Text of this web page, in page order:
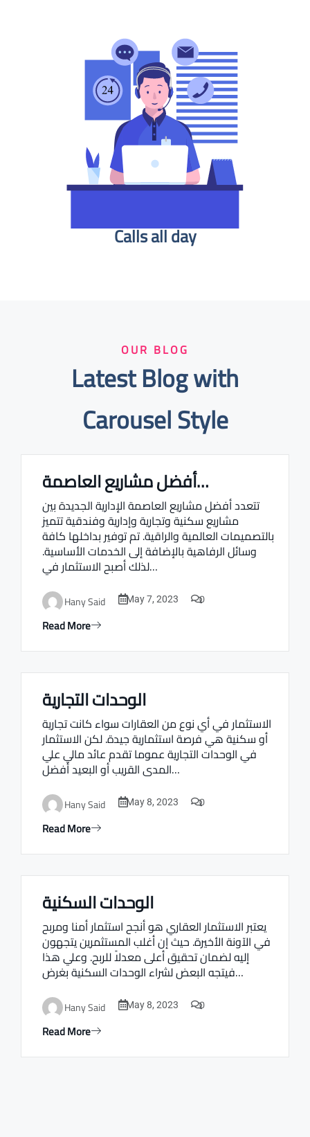
Calls all day
OUR BLOG
Latest Blog with
Carousel Style
Real estate Estate ville أفضل مشاريع العاصمة…
تتعدد أفضل مشاريع العاصمة الإدارية الجديدة بين
مشاريع سكنية وتجارية وإدارية وفندقية تتميز
بالتصميمات العالمية والراقية. تم توفير بداخلها كافة
وسائل الرفاهية بالإضافة إلى الخدمات الأساسية.
لذلك أصبح الاستثمار في…
Hany Said May 7, 2023 0
Read More
Real estate Estate ville
الوحدات التجارية
الاستثمار في أي نوع من العقارات سواء كانت تجارية
أو سكنية هي فرصة استثمارية جيدة. لكن الاستثمار
في الوحدات التجارية عموما تقدم عائد مالي علي
المدى القريب أو البعيد أفضل…
Hany Said May 8, 2023 0
Read More
Real estate Estate ville
الوحدات السكنية
يعتبر الاستثمار العقاري هو أنجح استثمار أمنا ومربح
في الآونة الأخيرة. حيث إن أغلب المستثمرين يتجهون
إليه لضمان تحقيق أعلى معدلاً للربح. وعلي هذا
فيتجه البعض لشراء الوحدات السكنية بغرض…
Hany Said May 8, 2023 0
Read More